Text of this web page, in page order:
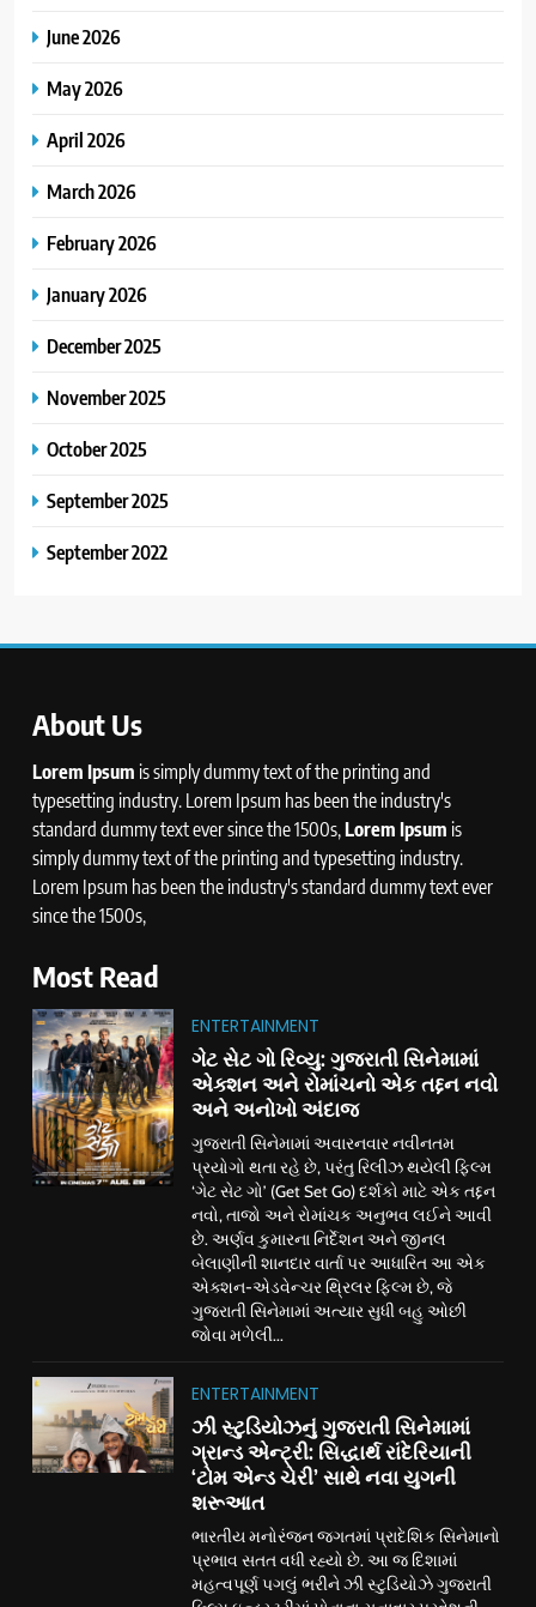
June 2026
May 2026
April 2026
March 2026
February 2026
January 2026
December 2025
November 2025
October 2025
September 2025
September 2022
About Us
Lorem Ipsum is simply dummy text of the printing and
typesetting industry. Lorem Ipsum has been the industry's
standard dummy text ever since the 1500s,Lorem Ipsum is
simply dummy text of the printing and typesetting industry.
Lorem Ipsum has been the industry's standard dummy text ever
since the 1500s,
Most Read
ENTERTAINMENT
ગેટ સેટ ગો રિવ્યુ: ગુજરાતી સિનેમામાં
એક્શન અને રોમાંચનો એક તદ્દન નવો
અને અનોખો અંદાજ
ગુજરાતી સિનેમામાં અવારનવાર નવીનતમ
પ્રયોગો થતા રહે છે, પરંતુ રિલીઝ થયેલી ફિલ્મ
‘ગેટ સેટ ગો’ (Get Set Go) દર્શકો માટે એક તદ્દન
નવો, તાજો અને રોમાંચક અનુભવ લઈને આવી
છે. અર્ણવ કુમારના નિર્દેશન અને જીનલ
બેલાણીની શાનદાર વાર્તા પર આધારિત આ એક
એક્શન-એડવેન્ચર થ્રિલર ફિલ્મ છે, જે
ગુજરાતી સિનેમામાં અત્યાર સુધી બહુ ઓછી
જોવા મળેલી...
ENTERTAINMENT
ઝી સ્ટુડિયોઝનું ગુજરાતી સિનેમામાં
ગ્રાન્ડ એન્ટ્રી: સિદ્ધાર્થ રાંદેરિયાની
‘ટોમ એન્ડ ચેરી’ સાથે નવા યુગની
શરૂઆત
ભારતીય મનોરંજન જગતમાં પ્રાદેશિક સિનેમાનો
પ્રભાવ સતત વધી રહ્યો છે. આ જ દિશામાં
મહત્વપૂર્ણ પગલું ભરીને ઝી સ્ટુડિયોઝે ગુજરાતી